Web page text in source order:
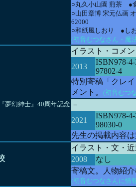
○丸久小山園 煎茶
○山田章博 宋元仏
62000
○和紙風しおり ●
(初音むつなさん・魔
イラスト・コメ
2013
ISBN978-
97802-4
特別寄稿「クレ
メント。 (初音むつ
夢幻紳士』40周年記念 －
2021
ISBN978-
98030-0
先生の掲載内容
イラスト・文・
2008
なし
寄稿文。人物紹
(初音むつなさんに情